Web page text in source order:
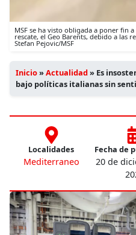
MSF se ha visto obligada a poner fin
rescate, el Geo Barents, debido a las
Stefan Pejovic/MSF
Inicio»Actualidad» Es
bajo políticas italianas sin
Localidades
Mediterraneo
Fecha de
20 de